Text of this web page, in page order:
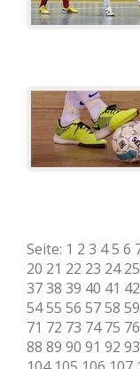
Seite: 1 2 3 45 6
20 21 22 23 24 25
3738 39 40 41 42
5455 56 5758 59
71 72 73 74 75 76
88 89 90 91 92 93